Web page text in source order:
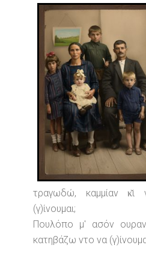
τραγωδώ, καμμίαν
(γ)ίνουμαι;
Πουλόπο μ' ασόν
κατηβάζω ντο να